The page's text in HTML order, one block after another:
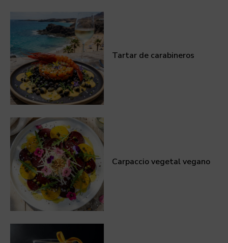
Tartar de carabineros
Carpaccio vegetal vegano